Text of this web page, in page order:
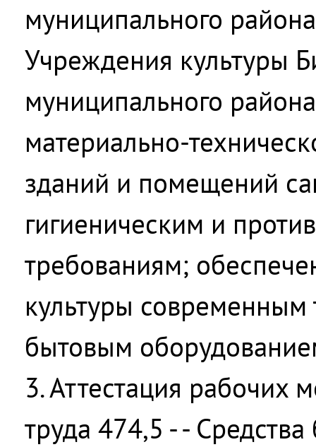
муниципального района
Учреждения культуры
муниципального
материально-
зданий и помещений
гигиеническим и
требованиям;
культуры современным
бытовым
3. Аттестация рабочих
труда 474,5 - -